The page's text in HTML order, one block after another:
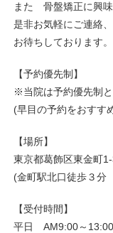
また 骨盤矯正に興
是非お気軽にご連絡、
お待ちしております。
【予約優先制】
※当院は予約優先制
(早目の予約をおすす
【場所】
東京都葛飾区東金町
(金町駅北口徒歩３
【受付時間】
平日 AM9:00～